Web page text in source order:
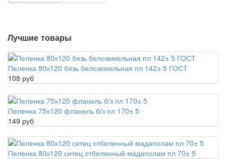
Лучшие товары
Пеленка 80х120 бязь белоземельная пл 142± 5 ГОСТ
108 руб
Пеленка 75х120 фланель б/з пл 170± 5
149 руб
Пеленка 80х120 ситец отбеленный мадаполам пл 70± 5